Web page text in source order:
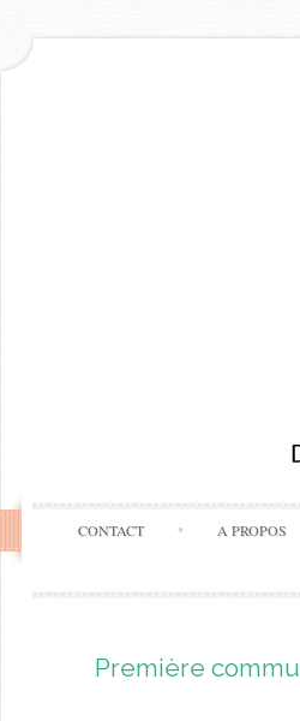
CONTACT A PROPOS
Première